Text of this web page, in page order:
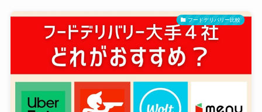
フードデリバリー比較